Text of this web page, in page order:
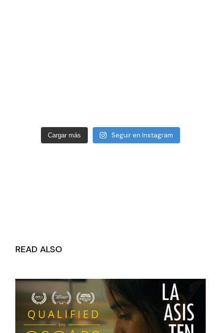
Cargar más Seguir en Instagram
READ ALSO